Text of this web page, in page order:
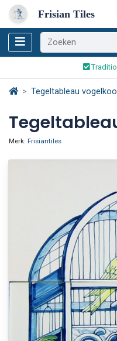
Frisian Tiles
Veilig
Tegeltableau
Merk: Frisiantiles